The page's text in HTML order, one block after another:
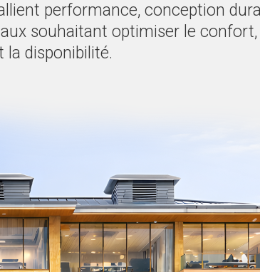
performance, conception
souhaitant optimiser le confort,
disponibilité.